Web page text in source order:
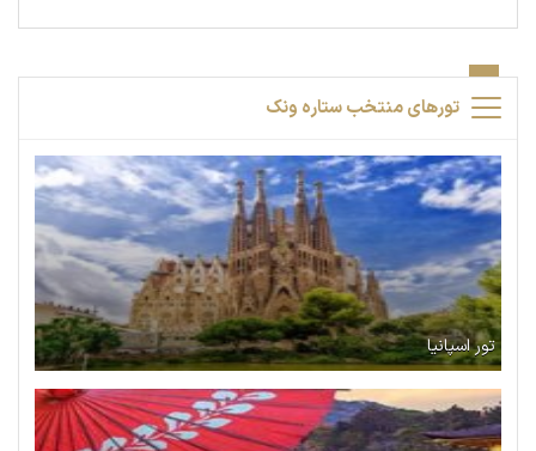
تورهای منتخب ستاره ونک
تور اسپانیا